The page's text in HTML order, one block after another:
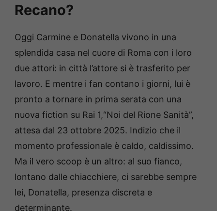
Recano?
Oggi Carmine e Donatella vivono in una
splendida casa nel cuore di Roma con i loro
due attori: in città l’attore si è trasferito per
lavoro. E mentre i fan contano i giorni, lui è
pronto a tornare in prima serata con una
nuova fiction su Rai 1,“Noi del Rione Sanità”,
attesa dal 23 ottobre 2025. Indizio che il
momento professionale è caldo, caldissimo.
Ma il vero scoop è un altro: al suo fianco,
lontano dalle chiacchiere, ci sarebbe sempre
lei, Donatella, presenza discreta e
determinante.